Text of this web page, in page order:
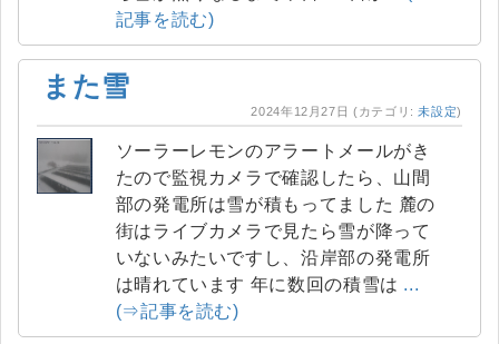
記事を読む)
また雪
2024年12月27日 (カテゴリ:未設定)
ソーラーレモンのアラートメールがき
たので監視カメラで確認したら、山間
部の発電所は雪が積もってました 麓の
街はライブカメラで見たら雪が降って
いないみたいですし、沿岸部の発電所
は晴れています 年に数回の積雪は ...
(⇒記事を読む)